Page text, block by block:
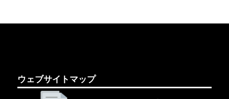
ウェブサイトマップ